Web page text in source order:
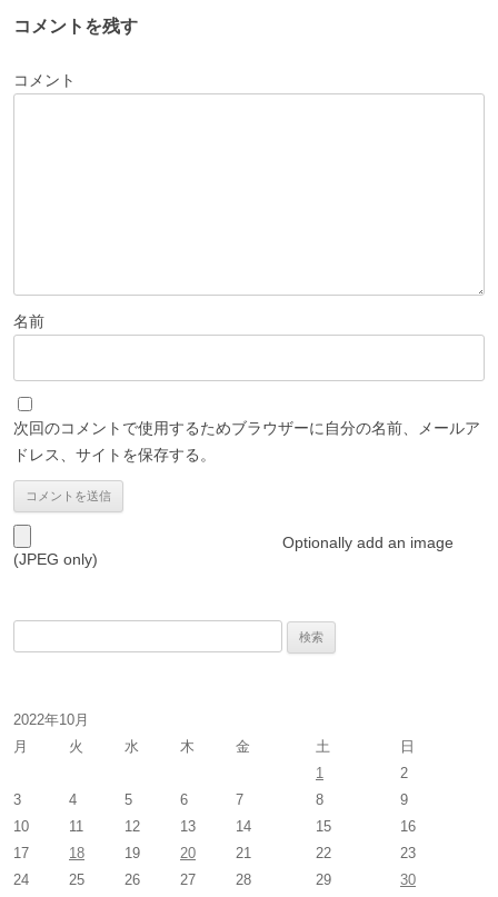
ゲ
シ
コメントを残す
コメント
名前
次回のコメントで使用するためブラウザーに自分の名前、メールア
ドレス、サイトを保存する。
Optionally add an image
(JPEG only)
2022年10月
月
火 水 木 金 土 日
1
2
3
4 5 6 7 8
9
10
11 12 13 14 15
16
17
18 19 20 21 22
23
24
25 26 27 28 29
30